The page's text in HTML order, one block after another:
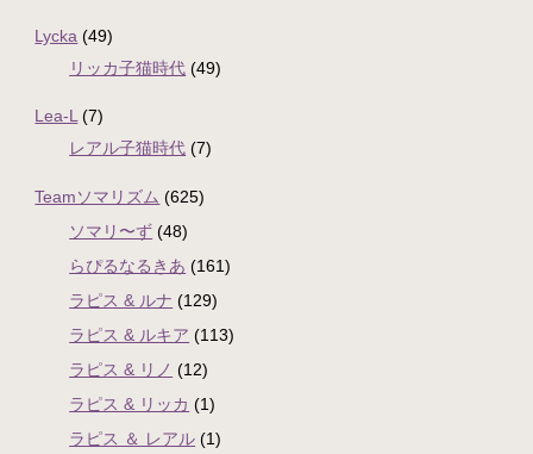
Lycka (49)
リッカ子猫時代 (49)
Lea-L(7)
レアル子猫時代 (7)
Teamソマリズム (625)
ソマリ〜ず (48)
らぴるなるきあ (161)
ラピス & ルナ (129)
ラピス & ルキア (113)
ラピス & リノ (12)
ラピス & リッカ (1)
ラピス ＆ レアル (1)